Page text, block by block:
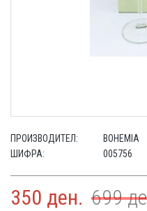
ПРОИЗВОДИТЕЛ:
BOHEMIA
ШИФРА:
005756
350 ден. 699